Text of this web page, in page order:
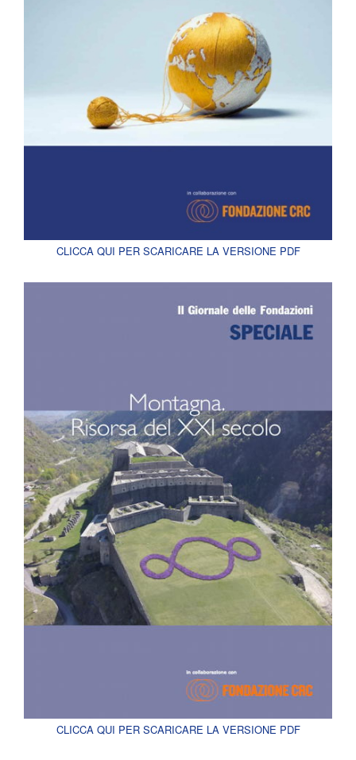
CLICCA QUI PER SCARICARE LA VERSIONE PDF
CLICCA QUI PER SCARICARE LA VERSIONE PDF